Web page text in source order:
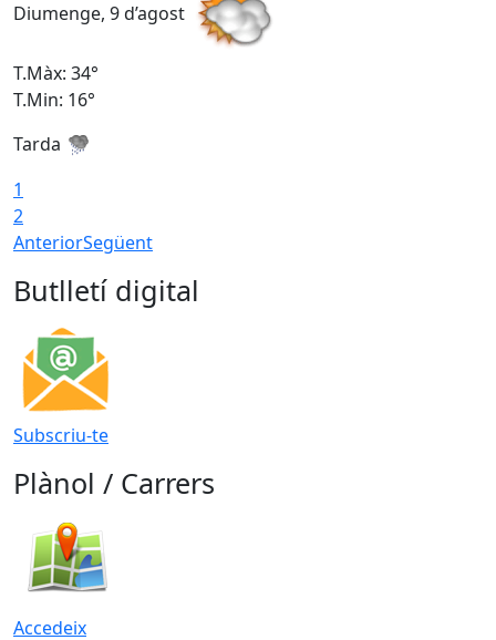
Diumenge, 9 d’agost
T.Màx: 34°
T.Min: 16°
Tarda
1
2
AnteriorSegüent
Butlletí digital
Subscriu-te
Plànol / Carrers
Accedeix